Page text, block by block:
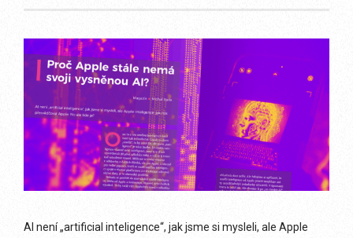
AI není „artificial inteligence“, jak jsme si mysleli, ale Apple